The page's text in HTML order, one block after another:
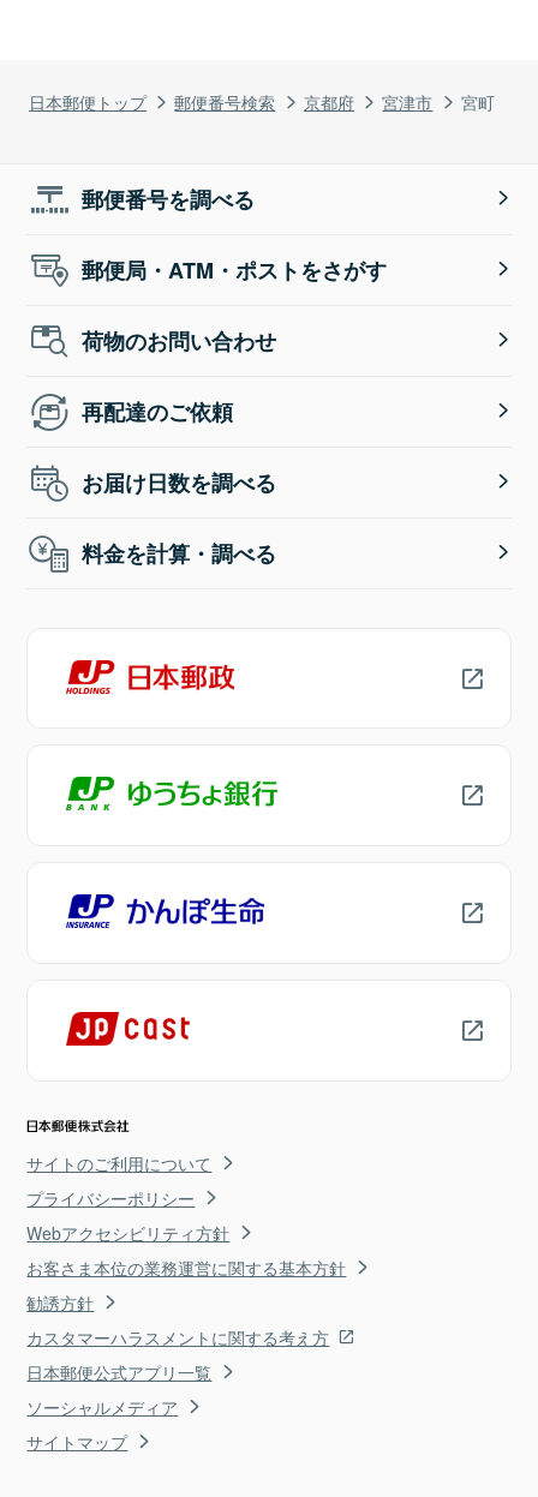
日本郵便トップ 郵便番号検索 京都府 宮津市 宮町
郵便番号を調べる
郵便局・ATM・ポストをさがす
荷物のお問い合わせ
再配達のご依頼
お届け日数を調べる
料金を計算・調べる
サイトのご利用について
プライバシーポリシー
Webアクセシビリティ方針
お客さま本位の業務運営に関する基本方針
勧誘方針
カスタマーハラスメントに関する考え方
日本郵便公式アプリ一覧
ソーシャルメディア
サイトマップ